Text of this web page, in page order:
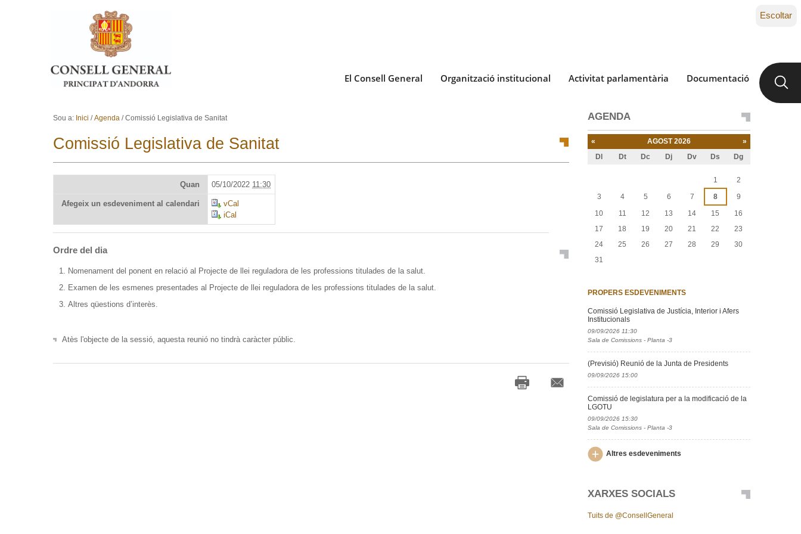
Ves al contingut.
Salta a la navegació
El Consell General Organització institucional Activitat parlamentària Documentació
Escoltar
Sou a: Inici /Agenda /Comissió Legislativa de Sanitat
Comissió Legislativa de Sanitat
Quan 05/10/2022 11:30
Afegeix un esdeveniment al calendari
vCal
iCal
Ordre del dia
Nomenament del ponent en relació al Projecte de llei reguladora de les professions titulades de la salut.
Examen de les esmenes presentades al Projecte de llei reguladora de les professions titulades de la salut.
Altres qüestions d’interès.
Atès l'objecte de la sessió, aquesta reunió no tindrà caràcter públic.
AGENDA
« AGOST 2026 »
Dl Dt Dc Dj Dv Ds Dg
1
2
3
4 5 6 7 8
9
10
11 12 13 14 15
16
17
18 19 20 21 22
23
24
25 26 27 28 29
30
31
PROPERS ESDEVENIMENTS
Comissió Legislativa de Justícia, Interior i Afers
Institucionals
09/09/2026 11:30
Sala de Comissions - Planta -3
(Previsió) Reunió de la Junta de Presidents
09/09/2026 15:00
Comissió de legislatura per a la modificació de la
LGOTU
09/09/2026 15:30
Sala de Comissions - Planta -3
Altres esdeveniments
XARXES SOCIALS
Tuits de @ConsellGeneral